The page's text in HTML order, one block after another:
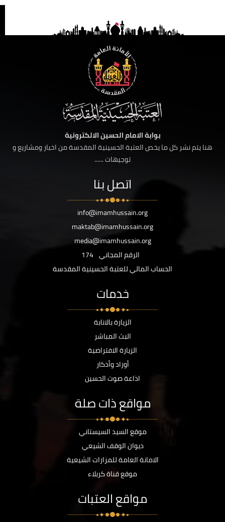
بوابة الامام الحسين الالكترونية
هنا يتم نشر كل ما يخص العتبة الحسينية المقدسة من اخبار ومشاريع و
توجيهات ......
اتصل بنا
info@imamhussain.org
maktab@imamhussain.org
media@imamhussain.org
الرقم المجاني 174
الحساب المالي للعتبة الحسينية المقدسة
خدمات
الزيارة بالانابة
البث المباشر
الزيارة الافتراضية
أوراد وأذكار
اذاعة صوت الحسين
مواقع ذات صلة
موقع السيد السيستاني
ديوان الوقف الشيعي
الامانة العامة للمزارات الشيعية
موقع قناة كربلاء
مواقع العتبات